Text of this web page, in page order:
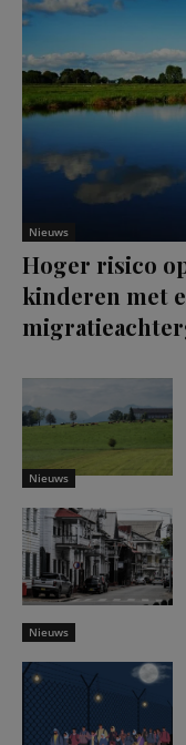
Nieuws
Hoger risico
kinderen met
Nieuws
Nieuws